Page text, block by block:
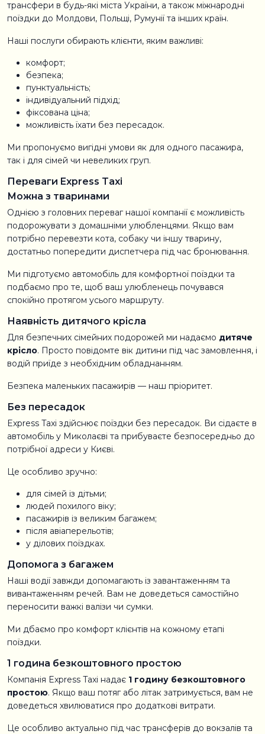
трансфери в будь-які міста України, а також міжнародні
поїздки до Молдови, Польщі, Румунії та інших країн.
Наші послуги обирають клієнти, яким важливі:
комфорт;
безпека;
пунктуальність;
індивідуальний підхід;
фіксована ціна;
можливість їхати без пересадок.
Ми пропонуємо вигідні умови як для одного пасажира,
так і для сімей чи невеликих груп.
Переваги Express Taxi
Можна з тваринами
Однією з головних переваг нашої компанії є можливість
подорожувати з домашніми улюбленцями. Якщо вам
потрібно перевезти кота, собаку чи іншу тварину,
достатньо попередити диспетчера під час бронювання.
Ми підготуємо автомобіль для комфортної поїздки та
подбаємо про те, щоб ваш улюбленець почувався
спокійно протягом усього маршруту.
Наявність дитячого крісла
Для безпечних сімейних подорожей ми надаємо дитяче
крісло. Просто повідомте вік дитини під час замовлення, і
водій приїде з необхідним обладнанням.
Безпека маленьких пасажирів — наш пріоритет.
Без пересадок
Express Taxi здійснює поїздки без пересадок. Ви сідаєте в
автомобіль у Миколаєві та прибуваєте безпосередньо до
потрібної адреси у Києві.
Це особливо зручно:
для сімей із дітьми;
людей похилого віку;
пасажирів із великим багажем;
після авіаперельотів;
у ділових поїздках.
Допомога з багажем
Наші водії завжди допомагають із завантаженням та
вивантаженням речей. Вам не доведеться самостійно
переносити важкі валізи чи сумки.
Ми дбаємо про комфорт клієнтів на кожному етапі
поїздки.
1 година безкоштовного простою
Компанія Express Taxi надає 1 годину безкоштовного
простою. Якщо ваш потяг або літак затримується, вам не
доведеться хвилюватися про додаткові витрати.
Це особливо актуально під час трансферів до вокзалів та